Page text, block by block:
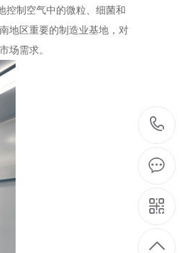
制空气中的微粒、细菌和
地区重要的制造业基地，对
场需求。